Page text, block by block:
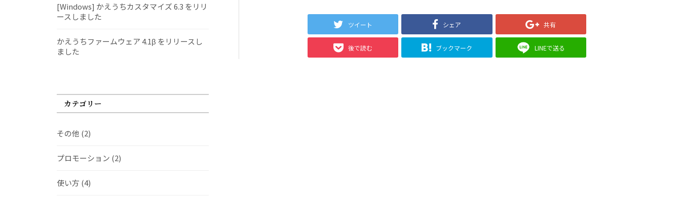
ツイート シェア 共有
後で読む ブックマーク LINEで送る
[Windows] かえうちカスタマイズ 6.3 をリリ
ースしました
かえうちファームウェア 4.1β をリリースし
ました
カテゴリー
その他 (2)
プロモーション (2)
使い方 (4)